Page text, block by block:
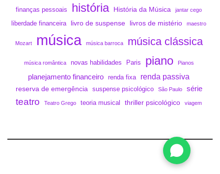
finanças pessoais história História da Música jantar cego
liberdade financeira livro de suspense livros de mistério maestro
Mozart música música barroca música clássica
música romântica novas habilidades Paris piano Pianos
planejamento financeiro renda fixa renda passiva
reserva de emergência suspense psicológico São Paulo série
teatro Teatro Grego teoria musical thriller psicológico viagem